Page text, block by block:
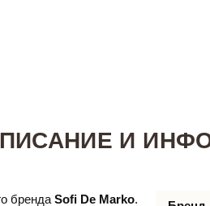
И
бренда Sofi De Marko.